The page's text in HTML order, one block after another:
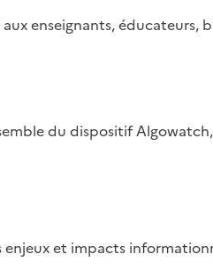
enseignants, éducateurs,
du dispositif
et impacts